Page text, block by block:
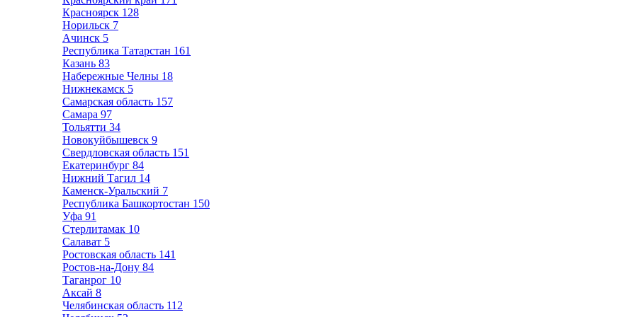
Красноярск 128
Норильск 7
Ачинск 5
Республика Татарстан 161
Казань 83
Набережные Челны 18
Нижнекамск 5
Самарская область 157
Самара 97
Тольятти 34
Новокуйбышевск 9
Свердловская область 151
Екатеринбург 84
Нижний Тагил 14
Каменск-Уральский 7
Республика Башкортостан 150
Уфа 91
Стерлитамак 10
Салават 5
Ростовская область 141
Ростов-на-Дону 84
Таганрог 10
Аксай 8
Челябинская область 112